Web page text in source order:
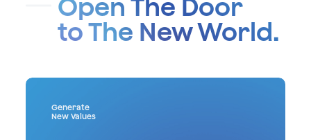
Open The Door
to The New World.
Generate
New Values